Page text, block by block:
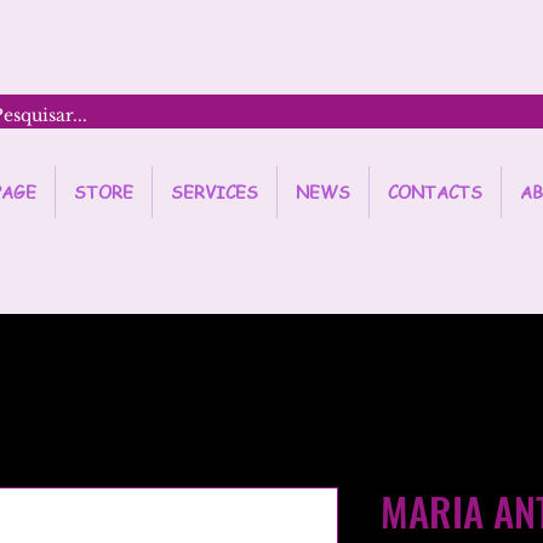
STORE SERVICES NEWS CONTACTS
MARIA